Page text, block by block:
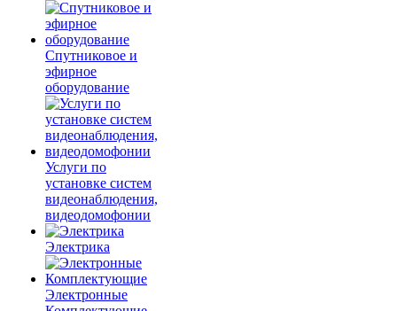
Спутниковое и
эфирное
оборудование
Услуги по
установке систем
видеонаблюдения,
видеодомофонии
Электрика
Электронные